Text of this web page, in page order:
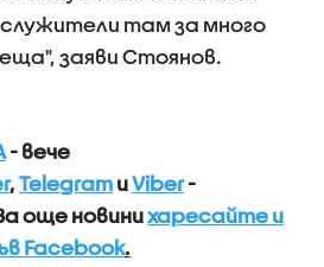
там за много
заяви Стоянов.
- вече
, Telegram иViber-
още новинихаресайте и
Facebook.